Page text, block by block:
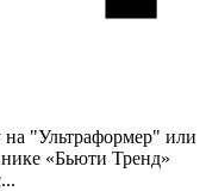
на "Ультраформер" или
«Бьюти Тренд»
...